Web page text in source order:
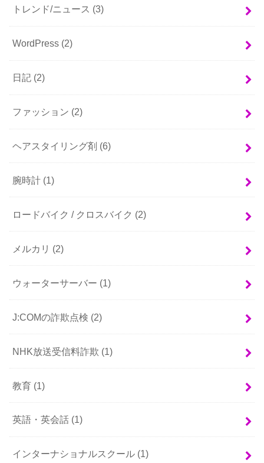
トレンド/ニュース (3)
WordPress (2)
日記 (2)
ファッション (2)
ヘアスタイリング剤 (6)
腕時計 (1)
ロードバイク / クロスバイク (2)
メルカリ (2)
ウォーターサーバー (1)
J:COMの詐欺点検 (2)
NHK放送受信料詐欺 (1)
教育 (1)
英語・英会話 (1)
インターナショナルスクール (1)